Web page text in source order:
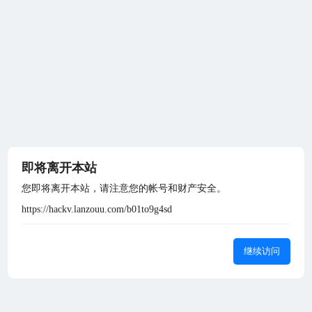
即将离开本站
您即将离开本站，请注意您的帐号和财产安全。
https://hackv.lanzouu.com/b01to9g4sd
继续访问